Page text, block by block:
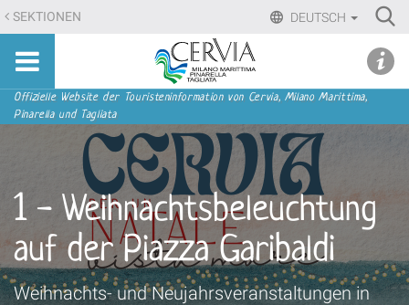
Direkt
zum
Inhalt
Direkt
zur
DEUTSCH
SEKTIONEN
Sito
turistico
ufficiale
Cervia,
Milano
Marittima,
Pinarella,
Tagliata
Sektionen
Offizielle Website der Touristeninformation von Cervia, Milano Marittima,
Pinarella und Tagliata
1 - Weihnachtsbeleuchtung
auf der Piazza Garibaldi
Weihnachts- und Neujahrsveranstaltungen in
menu